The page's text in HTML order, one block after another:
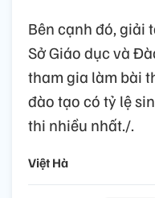
Bên cạnh đó, giải
Sở Giáo dục và
tham gia làm bài
đào tạo có tỷ lệ
thi nhiều nhất./.
Việt Hà